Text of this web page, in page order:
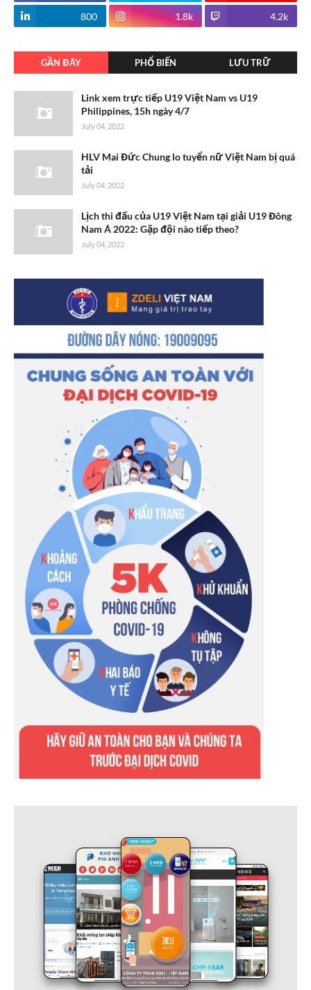
800 1.8k 4.2k
GẦN ĐÂY PHỔ BIẾN LƯU TRỮ
Link xem trực tiếp U19 Việt Nam vs U19
Philippines, 15h ngày 4/7
July 04, 2022
HLV Mai Đức Chung lo tuyển nữ Việt Nam bị quá
tải
July 04, 2022
Lịch thi đấu của U19 Việt Nam tại giải U19 Đông
Nam Á 2022: Gặp đội nào tiếp theo?
July 04, 2022